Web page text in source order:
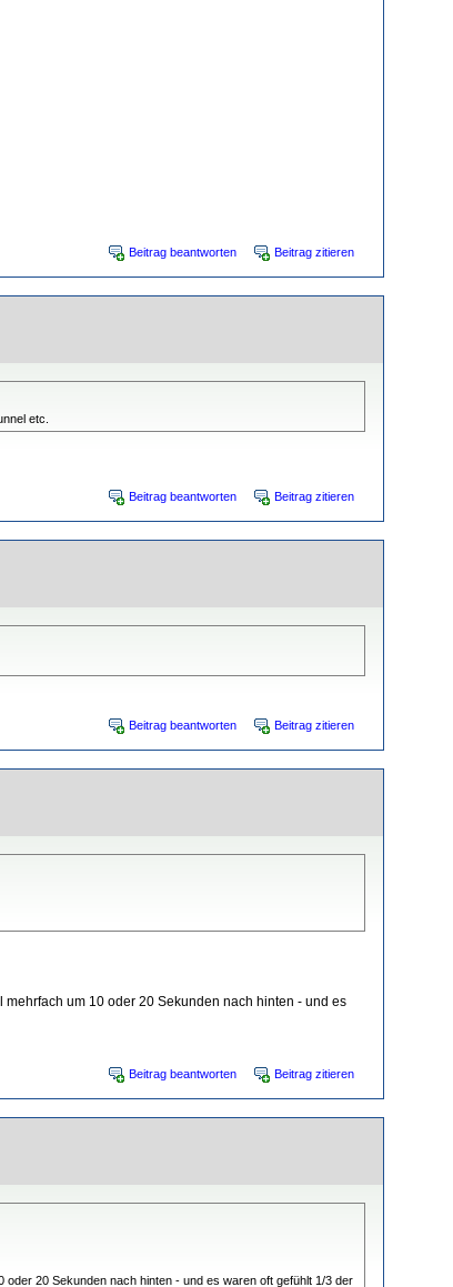
Beitrag beantworten Beitrag zitieren
etc.
Beitrag beantworten Beitrag zitieren
Beitrag beantworten Beitrag zitieren
um 10 oder 20 Sekunden nach hinten - und es
Beitrag beantworten Beitrag zitieren
20 Sekunden nach hinten - und es waren oft gefühlt 1/3 der